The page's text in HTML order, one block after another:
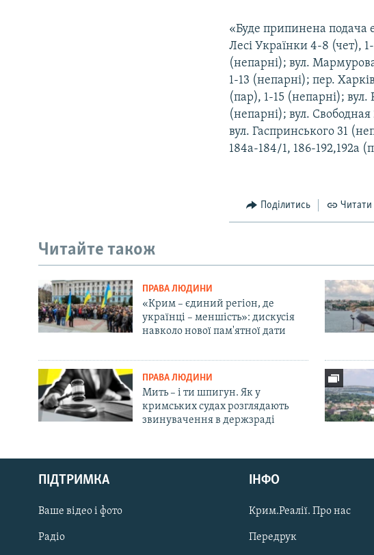
Русский
Qırımtatar
ДОЛУЧАЙСЯ!
«Буде припинена подача
Лесі Українки 4-8 (чет),
(непарні); вул.
1-13 (непарні); пер.
(пар), 1-15 (непарні); вул.
(непарні); вул.
вул. Гаспринського 31
184а-184/1, 186-192,192а
Поділитись Читати
Читайте також
ПРАВА ЛЮДИНИ
«Крим – єдиний регіон, де
українці – меншість»: дискусія
навколо нової пам'ятної дати
ПРАВА ЛЮДИНИ
Мить – і ти шпигун. Як у
кримських судах розглядають
звинувачення в держзраді
ПІДТРИМКА
Ваше відео і фото
Радіо
ІНФО
Крим.Реалії. Про нас
Передрук